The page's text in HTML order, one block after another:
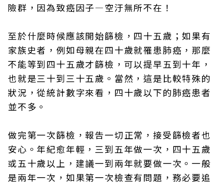
險群，因為致癌因子—空汙無所不在！
至於什麼時候應該開始篩檢，四十五歲；如果有
家族史者，例如母親在四十歲就罹患肺癌，那麼
不能等到四十五歲才篩檢，可以提早五到十年，
也就是三十到三十五歲。當然，這是比較特殊的
狀況，從統計數字來看，四十歲以下的肺癌患者
並不多。
做完第一次篩檢，報告一切正常，接受篩檢者也
安心。年紀愈年輕，三到五年做一次，四十五歲
或五十歲以上，建議一到兩年就要做一次。一般
是兩年一次，如果第一次檢查有問題，務必要追